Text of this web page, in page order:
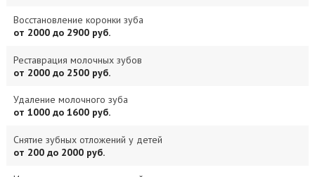
Восстановление коронки зуба
от 2000 до 2900 руб.
Реставрация молочных зубов
от 2000 до 2500 руб.
Удаление молочного зуба
от 1000 до 1600 руб.
Снятие зубных отложений у детей
от 200 до 2000 руб.